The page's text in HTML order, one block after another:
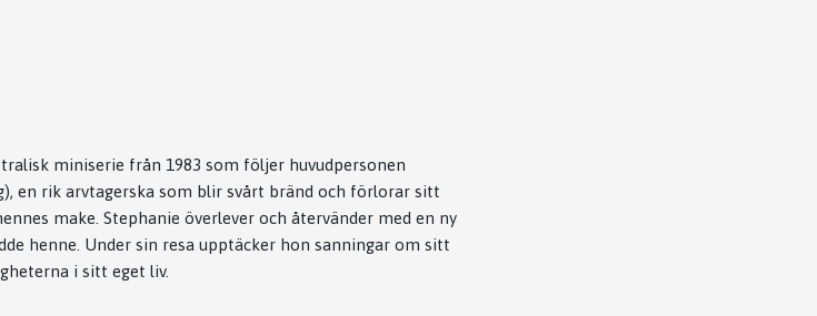
miniserie från 1983 som följer huvudpersonen
en rik arvtagerska som blir svårt bränd och förlorar sitt
make. Stephanie överlever och återvänder med en ny
henne. Under sin resa upptäcker hon sanningar om sitt
i sitt eget liv.